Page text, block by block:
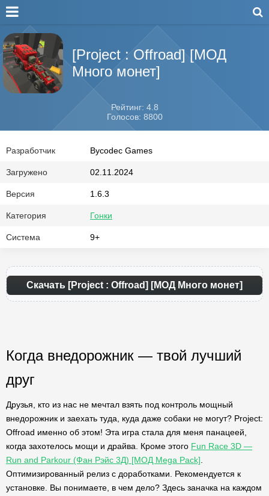
[Project : Offroad] [МОД
Много монет]
Рейтинг: 4.8
Голосов: 8800
Разработчик Bycodec Games
Загружено 02.11.2024
Версия 1.6.3
Категория Гонки
Система 9+
Скачать [Project : Offroad] [МОД Много монет]
Когда внедорожник — твой лучший
друг
Друзья, кто из нас не мечтал взять под контроль мощный
внедорожник и заехать туда, куда даже собаки не могут? Project:
Offroad именно об этом! Эта игра стала для меня панацеей,
когда захотелось мощи и драйва. Кроме этого Fun Race 3D —
Run and Parkour (Фан Рэйс 3Д) [МОД Mega Pack]
Оптимизированный релиз с доработками. Рекомендуется к
установке. Вы понимаете, в чем дело? Здесь заначка на каждом